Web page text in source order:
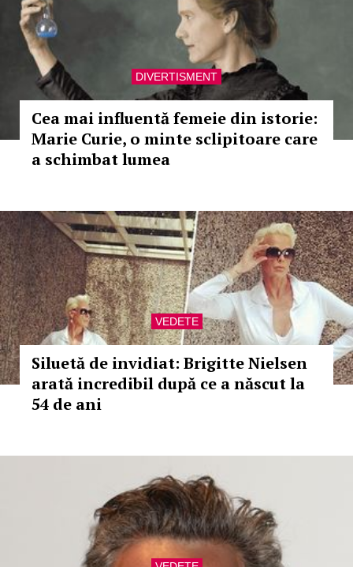
DIVERTISMENT
Cea mai influentă femeie din istorie:
Marie Curie, o minte sclipitoare care
a schimbat lumea
VEDETE
Siluetă de invidiat: Brigitte Nielsen
arată incredibil după ce a născut la
54 de ani